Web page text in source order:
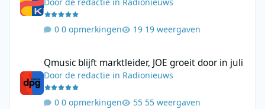
0 opmerkingen 19 weergaven
Qmusic blijft marktleider, JOE groeit door in juli
Doorde redactie in Radionieuws
0 opmerkingen 55 weergaven